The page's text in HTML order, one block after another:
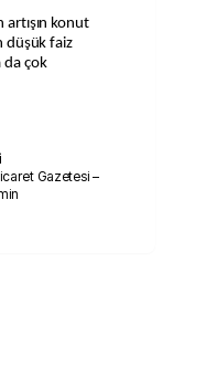
konut
düşük faiz
da çok
Gazetesi –